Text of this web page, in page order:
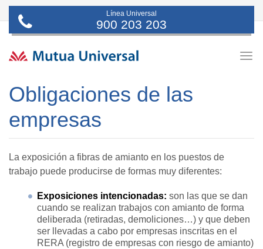
Línea Universal
900 203 203
Obligaciones de las
empresas
La exposición a fibras de amianto en los puestos de
trabajo puede producirse de formas muy diferentes:
Exposiciones intencionadas: son las que se dan
cuando se realizan trabajos con amianto de forma
deliberada (retiradas, demoliciones…) y que deben
ser llevadas a cabo por empresas inscritas en el
RERA (registro de empresas con riesgo de amianto)